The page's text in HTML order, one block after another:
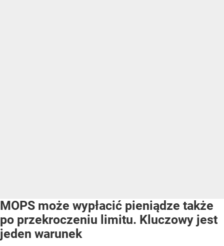
MOPS może wypłacić pieniądze także
po przekroczeniu limitu. Kluczowy jest
jeden warunek